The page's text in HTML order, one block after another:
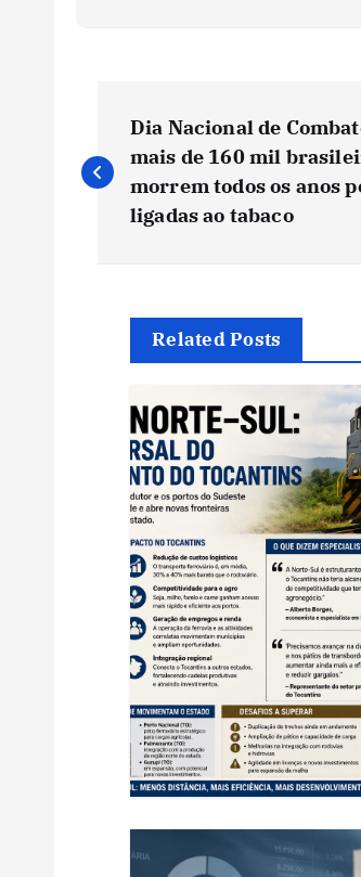
a
Dia Nacional de
mais de 160 mil
morrem todos os anos
ligadas ao tabaco
Related Posts